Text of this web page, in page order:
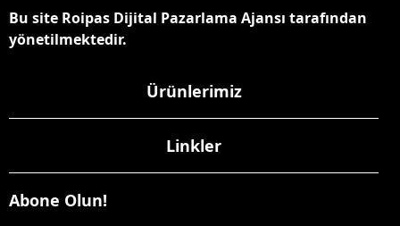
Bu site Roipas Dijital Pazarlama Ajansı tarafından
yönetilmektedir.
Ürünlerimiz
Linkler
Abone Olun!